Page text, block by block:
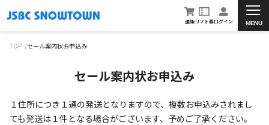
MENU
通販 リフト券ログイン
TOP セール案内状お申込み
セール案内状お申込み
１住所につき１通の発送となりますので、複数お申込みされまし
ても発送は１件となる場合がございます、予めご了承ください。